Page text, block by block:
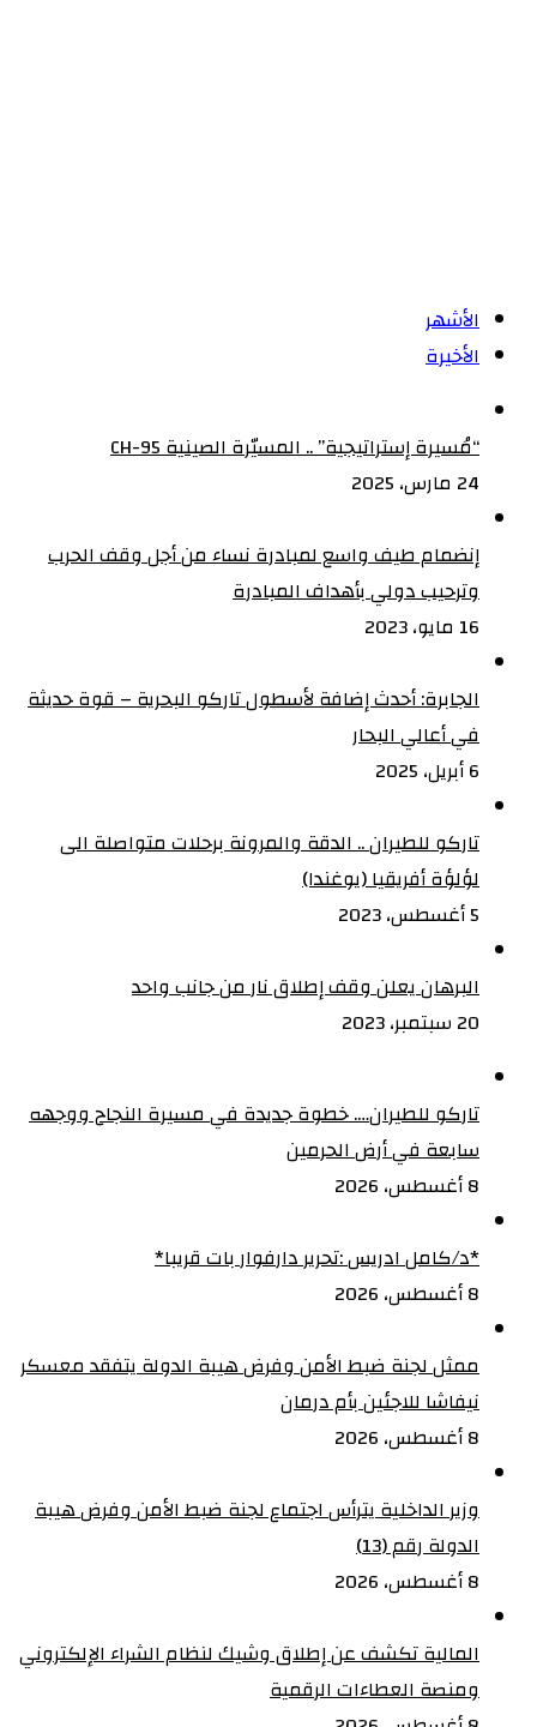
الأشهر
الأخيرة
“مُسيرة إستراتيجية” .. المسيّرة الصينية CH-95
24 مارس، 2025
إنضمام طيف واسع لمبادرة نساء من أجل وقف الحرب
وترحيب دولي بأهداف المبادرة
16 مايو، 2023
الجابرة: أحدث إضافة لأسطول تاركو البحرية – قوة حديثة
في أعالي البحار
6 أبريل، 2025
تاركو للطيران .. الدقة والمرونة برحلات متواصلة الى
لؤلؤة أفريقيا (يوغندا)
5 أغسطس، 2023
البرهان يعلن وقف إطلاق نار من جانب واحد
20 سبتمبر، 2023
تاركو للطيران…. خطوة جديدة في مسيرة النجاح ووجهه
سابعة في أرض الحرمين
8 أغسطس، 2026
‏*د/كامل ادريس :تحرير دارفوار بات قريبا*
8 أغسطس، 2026
ممثل لجنة ضبط الأمن وفرض هيبة الدولة يتفقد معسكر
نيفاشا للاجئين بأم درمان
8 أغسطس، 2026
وزير الداخلية يترأس اجتماع لجنة ضبط الأمن وفرض هيبة
الدولة رقم (13)
8 أغسطس، 2026
المالية تكشف عن إطلاق وشيك لنظام الشراء الإلكتروني
ومنصة العطاءات الرقمية